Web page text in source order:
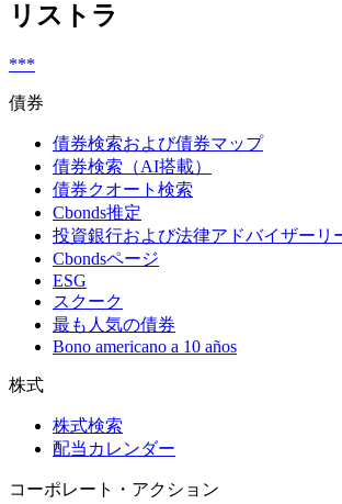
リストラ
***
債券
債券検索および債券マップ
債券検索（AI搭載）
債券クオート検索
Cbonds推定
投資銀行および法律アドバイザーリ
Cbondsページ
ESG
スクーク
最も人気の債券
Bono americano a 10 años
株式
株式検索
配当カレンダー
コーポレート・アクション